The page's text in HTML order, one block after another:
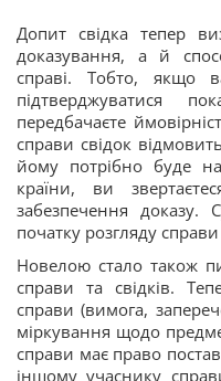
Допит свідка тепер
доказування, а й
справі. Тобто, якщо
підтверджуватися
передбачаєте
справи свідок
йому потрібно буде
країни, ви
забезпечення доказу.
початку розгляду справи
Новелою стало також
справи та свідків.
справи (вимога,
міркування щодо
справи має право
іншому учаснику